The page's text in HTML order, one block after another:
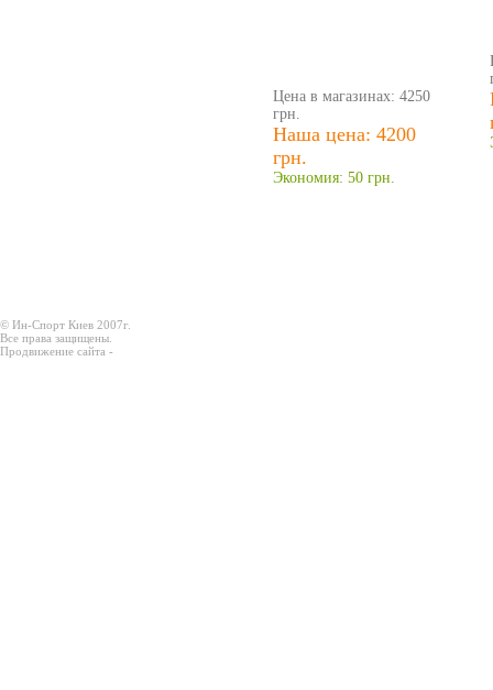
Цена в магазинах: 4250
грн.
Наша цена: 4200
грн.
Экономия: 50 грн.
© Ин-Спорт Киев 2007г.
Все права защищены.
Продвижение сайта -